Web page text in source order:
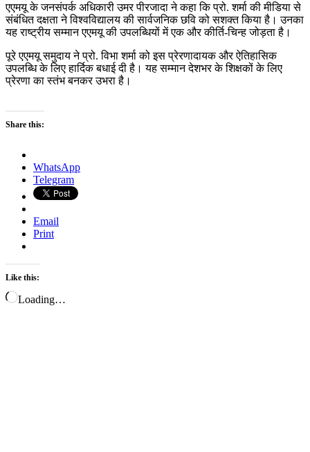
एएमयू के जनसंपर्क अधिकारी उमर पीरजादा ने कहा कि प्रो. शर्मा की मीडिया से
संबंधित दक्षता ने विश्वविद्यालय की सार्वजनिक छवि को सशक्त किया है। उनका
यह राष्ट्रीय सम्मान एएमयू की उपलब्धियों में एक और कीर्ति-चिन्ह जोड़ता है।
पूरे एएमयू समुदाय ने प्रो. विभा शर्मा को इस प्रेरणादायक और ऐतिहासिक
उपलब्धि के लिए हार्दिक बधाई दी है। यह सम्मान देशभर के शिक्षकों के लिए
प्रेरणा का स्तंभ बनकर उभरा है।
Share this:
WhatsApp
Telegram
Email
Print
Like this:
Loading…